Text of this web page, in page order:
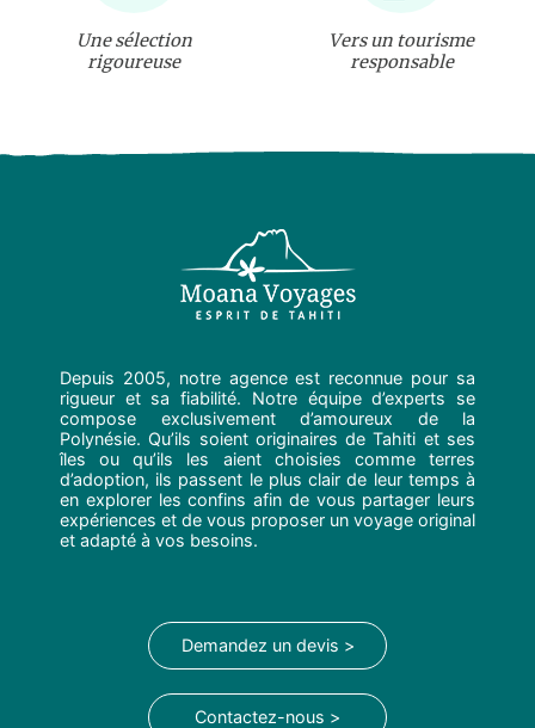
Une sélection
rigoureuse
Vers un tourisme
responsable
Depuis 2005, notre agence est reconnue pour sa
rigueur et sa fiabilité. Notre équipe d’experts se
compose exclusivement d’amoureux de la
Polynésie. Qu’ils soient originaires de Tahiti et ses
îles ou qu’ils les aient choisies comme terres
d’adoption, ils passent le plus clair de leur temps à
en explorer les confins afin de vous partager leurs
expériences et de vous proposer un voyage original
et adapté à vos besoins.
Demandez un devis >
Contactez-nous >